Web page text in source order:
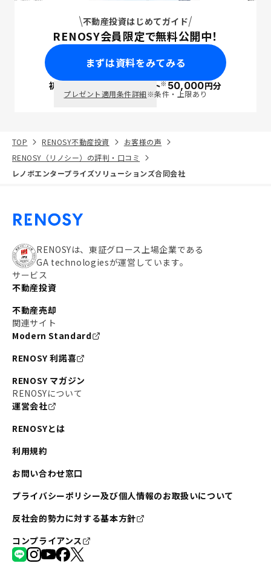
不動産投資はじめてガイド
RENOSY会員限定で無料公開中！
まずは資料をみてみる
初回面談で ポイント※50,000円分
プレゼント適用条件詳細※条件・上限あり
TOP RENOSY不動産投資
お客様の声
RENOSY（リノシー）の評判・口コミ
レノボエンタープライズソリューションズ合同会社
RENOSYは、東証グロース上場企業である
GA technologiesが運営しています。
サービス
不動産投資
不動産売却
関連サイト
Modern Standard
RENOSY 利諾喜
RENOSY マガジン
RENOSYについて
運営会社
RENOSYとは
利用規約
お問い合わせ窓口
プライバシーポリシー及び個人情報のお取扱いについて
反社会的勢力に対する基本方針
コンプライアンス